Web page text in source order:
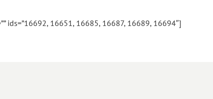
ids=”16692, 16651, 16685, 16687, 16689, 16694″]